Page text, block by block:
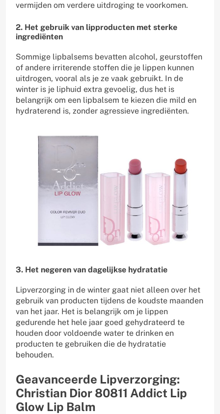
vermijden om verdere uitdroging te voorkomen.
2. Het gebruik van lipproducten met sterke
ingrediënten
Sommige lipbalsems bevatten alcohol, geurstoffen
of andere irriterende stoffen die je lippen kunnen
uitdrogen, vooral als je ze vaak gebruikt. In de
winter is je liphuid extra gevoelig, dus het is
belangrijk om een lipbalsem te kiezen die mild en
hydraterend is, zonder agressieve ingrediënten.
3. Het negeren van dagelijkse hydratatie
Lipverzorging in de winter gaat niet alleen over het
gebruik van producten tijdens de koudste maanden
van het jaar. Het is belangrijk om je lippen
gedurende het hele jaar goed gehydrateerd te
houden door voldoende water te drinken en
producten te gebruiken die de hydratatie
behouden.
Geavanceerde Lipverzorging:
Christian Dior 80811 Addict Lip
Glow Lip Balm